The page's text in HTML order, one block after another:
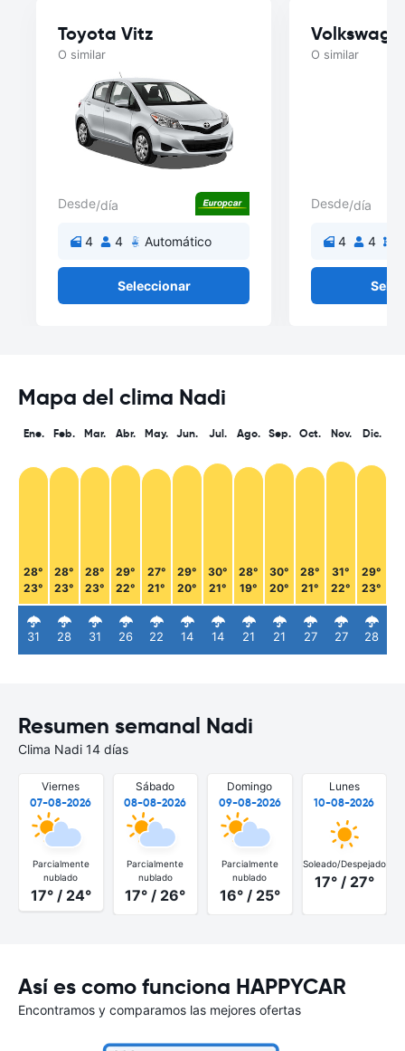
Toyota Vitz
O similar
Desde/día
4 4 Automático
Seleccionar
O similar
Desde/día
4 4
Mapa del clima Nadi
Ene.
28°
23°
31
Feb.
28°
23°
28
Mar.
28°
23°
31
Abr.
29°
22°
26
May.
27°
21°
22
Jun.
29°
20°
14
Jul.
30°
21°
14
Ago.
28°
19°
21
Sep.
30°
20°
21
Oct.
28°
21°
27
Nov.
31°
22°
27
Dic.
29°
23°
28
Resumen semanal Nadi
Clima Nadi 14 días
Viernes
07-08-2026
Parcialmente
nublado
17° / 24°
Sábado
08-08-2026
Parcialmente
nublado
17° / 26°
Domingo
09-08-2026
Parcialmente
nublado
16° / 25°
Lunes
10-08-2026
Soleado/Despejado
17° / 27°
Así es como funciona HAPPYCAR
Encontramos y comparamos las mejores ofertas